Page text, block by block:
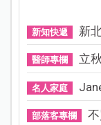
新知快遞 新
醫師專欄 立
名人家庭
部落客專欄